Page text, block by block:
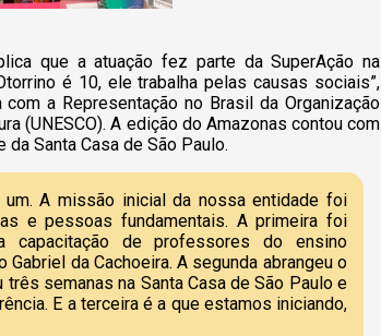
que a atuação fez parte da SuperAção na
é 10, ele trabalha pelas causas sociais”,
a Representação no Brasil da Organização
(UNESCO). A edição do Amazonas contou com
Santa Casa de São Paulo.
A missão inicial da nossa entidade foi
e pessoas fundamentais. A primeira foi
capacitação de professores do ensino
da Cachoeira. A segunda abrangeu o
semanas na Santa Casa de São Paulo e
E a terceira é a que estamos iniciando,